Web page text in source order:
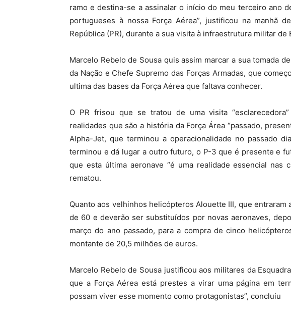
ramo e destina-se a assinalar o início do meu terceiro ano
portugueses à nossa Força Aérea”, justificou na manhã
República (PR), durante a sua visita à infraestrutura militar de
Marcelo Rebelo de Sousa quis assim marcar a sua tomada
da Nação e Chefe Supremo das Forças Armadas, que
ultima das bases da Força Aérea que faltava conhecer.
O PR frisou que se tratou de uma visita
realidades que são a história da Força Área “passado,
Alpha-Jet, que terminou a operacionalidade no passado
terminou e dá lugar a outro futuro, o P-3 que é presente e
que esta última aeronave “é uma realidade essencial nas
rematou.
Quanto aos velhinhos helicópteros Alouette III, que entraram
de 60 e deverão ser substituídos por novas aeronaves,
março do ano passado, para a compra de cinco
montante de 20,5 milhões de euros.
Marcelo Rebelo de Sousa justificou aos militares da
que a Força Aérea está prestes a virar uma página em
possam viver esse momento como protagonistas”, concluiu